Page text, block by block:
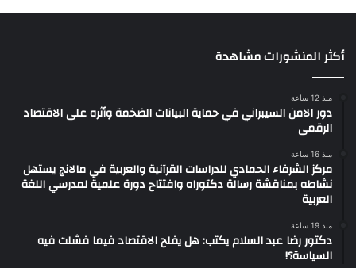
أكثر المنشورات مشاهدة
منذ 12 ساعة
دور الامن السيبراني في حماية البيانات الضخمة وأثره على الاقتصاد
الرقمى
منذ 16 ساعة
مركز الشرفاء الحمادي للدراسات القرآنية والعربية في مالانج يستهل
نشاطه بمناقشة رسالة دكتوراه وافتتاح دورة علمية لمدرسي اللغة
العربية
منذ 19 ساعة
دكتور رضا عبد السلام يكتب: هل يفلح الاقتصاد فيما فشلت فيه
السياسة؟!